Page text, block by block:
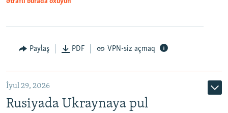
Paylaş PDF VPN-siz açmaq
İyul 29, 2026
Rusiyada Ukraynaya pul